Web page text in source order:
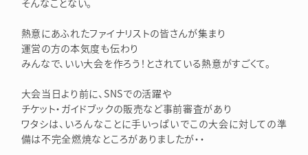
そんなことない。
熱意にあふれたファイナリストの皆さんが集まり
運営の方の本気度も伝わり
みんなで、いい大会を作ろう！とされている熱意がすごくて。
大会当日より前に、SNSでの活躍や
チケット・ガイドブックの販売など事前審査があり
ワタシは、いろんなことに手いっぱいでこの大会に対しての準
備は不完全燃焼なところがありましたが・・